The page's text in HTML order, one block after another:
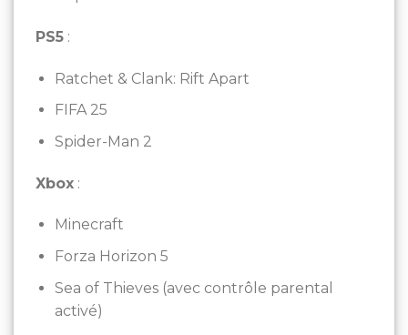
PS5 :
Ratchet & Clank: Rift Apart
FIFA 25
Spider-Man 2
Xbox :
Minecraft
Forza Horizon 5
Sea of Thieves (avec contrôle parental
activé)